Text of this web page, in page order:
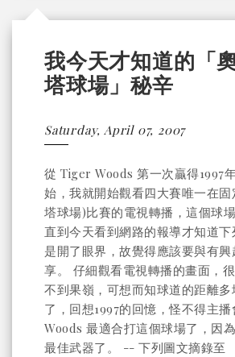
我今天才知道的「
塔球場」秘辛
Saturday, April 07, 2007
從 Tiger Woods 第一次贏得1997
始，我就開始觀看四大賽唯一在
塔球場)比賽的電視轉播，這個球
直到今天看到網路的報導才知道
是開了眼界，故覺得應該要與有興
享。 仔細觀看電視轉播的畫面，
不到果嶺，可想而知球道的距離
了，回想1997的回憶，怪不得主
Woods 最適合打這個球場了，因
最佳武器了。 -- 下列圖文摘錄至